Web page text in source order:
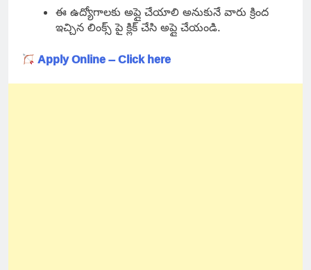
ఈ ఉద్యోగాలకు అప్లై చేయాలి అనుకునే వారు క్రింద
ఇచ్చిన లింక్స్ పై క్లిక్ చేసి అప్లై చేయండి.
Apply Online – Click here